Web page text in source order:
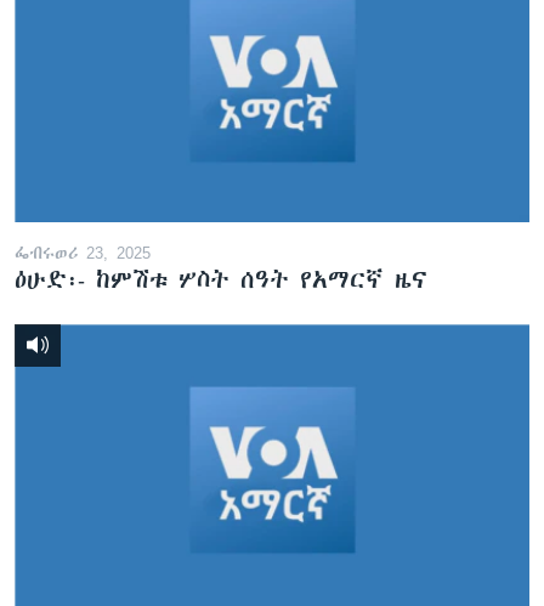
ፌብሩወሪ 23, 2025
ዕሁድ፡- ከምሽቱ ሦስት ሰዓት የአማርኛ ዜና